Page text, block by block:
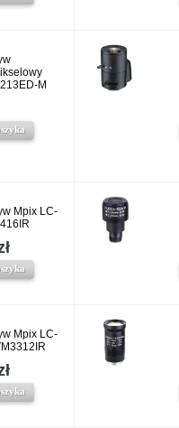
M
Mpix LC-
Mpix LC-